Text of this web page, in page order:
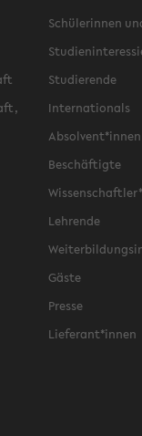
Schülerinnen
Studierende
Internationals
Absolvent*innen
Beschäftigte
Lehrende
Gäste
Presse
Lieferant*innen